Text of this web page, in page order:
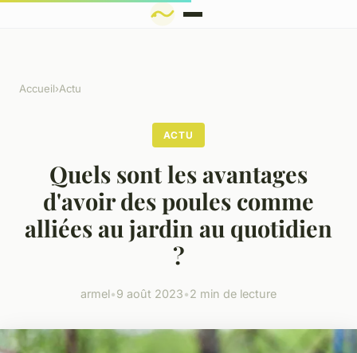
Accueil›Actu
ACTU
Quels sont les avantages
d'avoir des poules comme
alliées au jardin au quotidien
?
armel•9 août 2023•2 min de lecture